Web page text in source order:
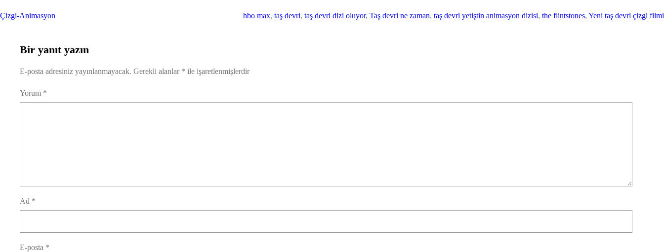
Çizgi-Animasyon hbo max, taş devri, taş devri dizi oluyor, Taş devri ne zaman, taş devri yetiştin animasyon dizisi, the flintstones, Yeni taş devri çizgi filmi
Bir yanıt yazın
E-posta adresiniz yayınlanmayacak. Gerekli alanlar * ile işaretlenmişlerdir
Yorum *
Ad *
E-posta *